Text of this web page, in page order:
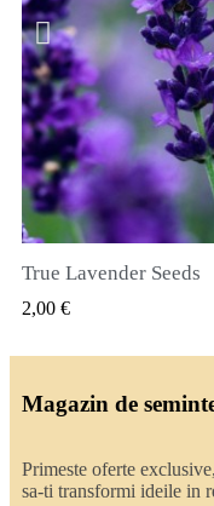
True Lavender Seeds
2,00 €
Magazin de
Primeste oferte
sa-ti transformi ideile in